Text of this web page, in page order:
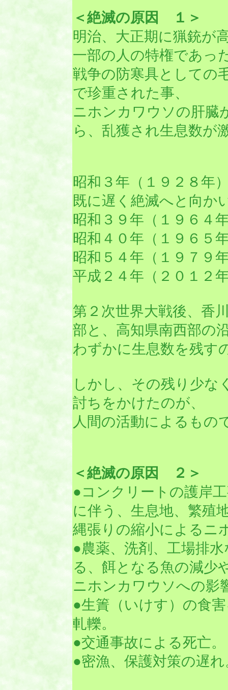
＜絶滅の原因 １＞
明治、大正期に猟銃が
一部の人の特権であっ
戦争の防寒具としての
で珍重された事、
ニホンカワウソの肝臓
ら、乱獲され生息数が
昭和３年（１９２８年
既に遅く絶滅へと向か
昭和３９年（１９６４
昭和４０年（１９６５
昭和５４年（１９７９
平成２４年（２０１２
第２次世界大戦後、香
部と、高知県南西部の
わずかに生息数を残す
しかし、その残り少な
討ちをかけたのが、
人間の活動によるもの
＜絶滅の原因 ２＞
●コンクリートの護岸
に伴う、生息地、繁殖
縄張りの縮小によるニ
●農薬、洗剤、工場排
る、餌となる魚の減少
ニホンカワウソへの影
●生簀（いけす）の食
軋轢。
●交通事故による死亡。
●密漁、保護対策の遅れ